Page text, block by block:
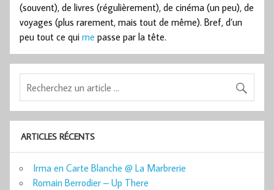
(souvent), de livres (régulièrement), de cinéma (un peu), de
voyages (plus rarement, mais tout de même). Bref, d’un
peu tout ce qui me passe par la tête.
ARTICLES RÉCENTS
Irma en Carte Blanche @ La Marbrerie
Romain Berrodier – Up There